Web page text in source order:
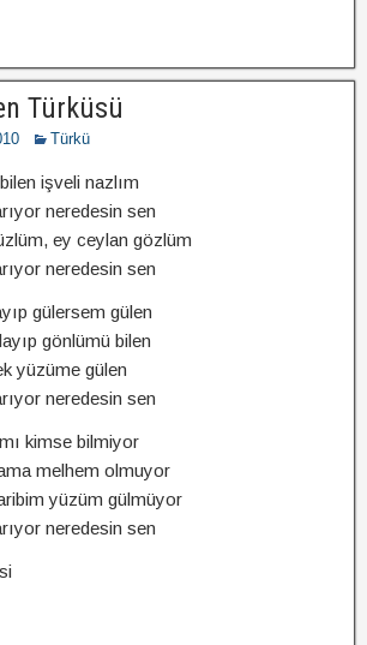
Türküsü
Türkü
işveli nazlım
neredesin sen
ey ceylan gözlüm
neredesin sen
gülersem gülen
gönlümü bilen
yüzüme gülen
neredesin sen
kimse bilmiyor
melhem olmuyor
yüzüm gülmüyor
neredesin sen